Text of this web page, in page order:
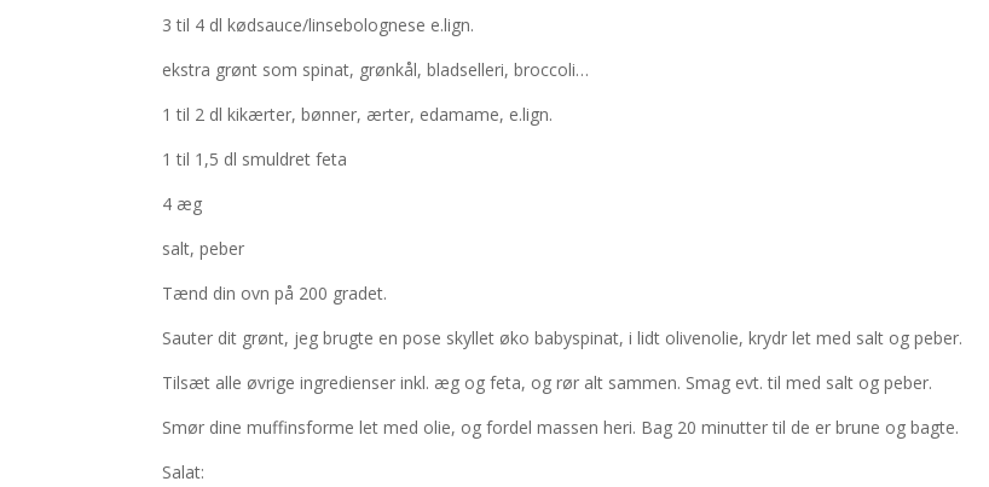
3 til 4 dl kødsauce/linsebolognese e.lign.
ekstra grønt som spinat, grønkål, bladselleri, broccoli…
1til 2 dl kikærter, bønner, ærter, edamame, e.lign.
1 til 1,5 dl smuldret feta
4 æg
salt, peber
Tænd din ovn på 200 gradet.
Sauter dit grønt, jeg brugte en pose skyllet øko babyspinat, i lidt olivenolie, krydr let med salt og peber.
Tilsæt alle øvrige ingredienser inkl. æg og feta, og rør alt sammen. Smag evt. til med salt og peber.
Smør dine muffinsforme let med olie, og fordel massen heri. Bag 20 minutter til de er brune og bagte.
Salat: